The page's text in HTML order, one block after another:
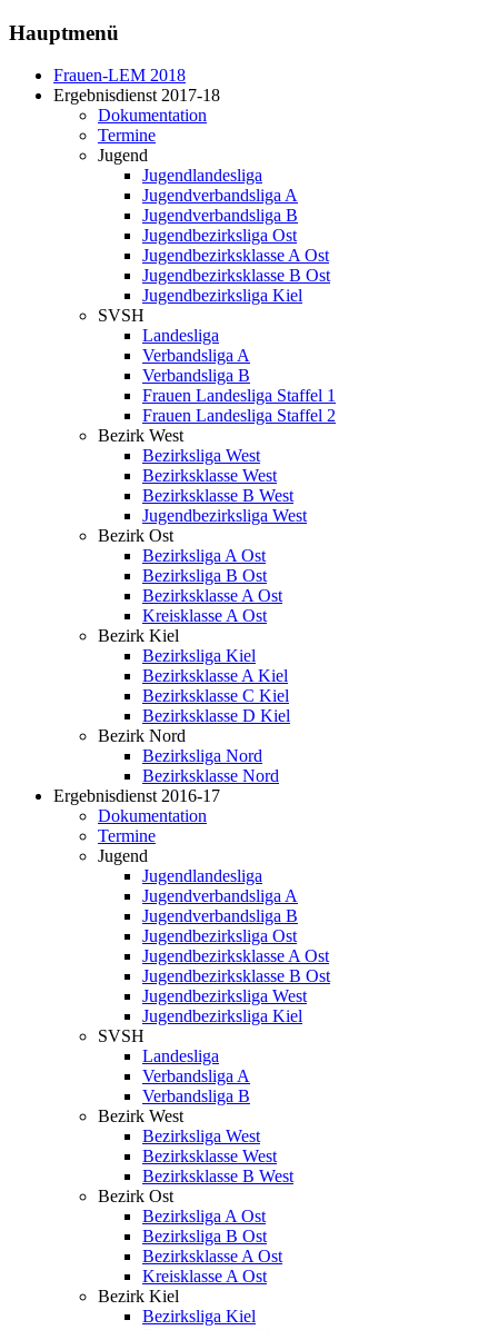
Hauptmenü
Frauen-LEM 2018
Ergebnisdienst 2017-18
Dokumentation
Termine
Jugend
Jugendlandesliga
Jugendverbandsliga A
Jugendverbandsliga B
Jugendbezirksliga Ost
Jugendbezirksklasse A Ost
Jugendbezirksklasse B Ost
Jugendbezirksliga Kiel
SVSH
Landesliga
Verbandsliga A
Verbandsliga B
Frauen Landesliga Staffel 1
Frauen Landesliga Staffel 2
Bezirk West
Bezirksliga West
Bezirksklasse West
Bezirksklasse B West
Jugendbezirksliga West
Bezirk Ost
Bezirksliga A Ost
Bezirksliga B Ost
Bezirksklasse A Ost
Kreisklasse A Ost
Bezirk Kiel
Bezirksliga Kiel
Bezirksklasse A Kiel
Bezirksklasse C Kiel
Bezirksklasse D Kiel
Bezirk Nord
Bezirksliga Nord
Bezirksklasse Nord
Ergebnisdienst 2016-17
Dokumentation
Termine
Jugend
Jugendlandesliga
Jugendverbandsliga A
Jugendverbandsliga B
Jugendbezirksliga Ost
Jugendbezirksklasse A Ost
Jugendbezirksklasse B Ost
Jugendbezirksliga West
Jugendbezirksliga Kiel
SVSH
Landesliga
Verbandsliga A
Verbandsliga B
Bezirk West
Bezirksliga West
Bezirksklasse West
Bezirksklasse B West
Bezirk Ost
Bezirksliga A Ost
Bezirksliga B Ost
Bezirksklasse A Ost
Kreisklasse A Ost
Bezirk Kiel
Bezirksliga Kiel